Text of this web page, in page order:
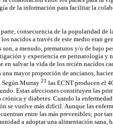
de la información para facilitar la
consecuencia de la popularidad de
nacidos a través de este medio eran
a menudo, prematuros y/o de bajo
y experiencia en perinatología y
en salvar la vida de los recién nacidos
mayor proporción de ancianos,
Según Murray 21 las ECNT producen el
Estas afecciones constituyen las
y diabetes. Cuando la
vuelve más difícil. Aunque las
entre las más prevenibles; por
a adoptar una alimentación sana,